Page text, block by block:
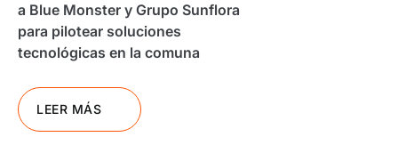
a Blue Monster y Grupo Sunflora
para pilotear soluciones
tecnológicas en la comuna
LEER MÁS